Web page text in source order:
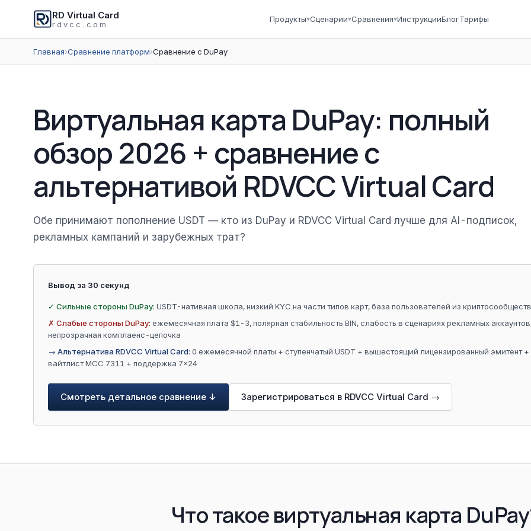
RD Virtual Card
rdvcc.com
Продукты▾Сценарии▾Сравнения▾ИнструкцииБлогТарифы
Главная›Сравнение платформ›Сравнение с DuPay
Виртуальная карта DuPay: полный
обзор 2026 + сравнение с
альтернативой RDVCC Virtual Card
Обе принимают пополнение USDT — кто из DuPay и RDVCC Virtual Card лучше для AI-подписок,
рекламных кампаний и зарубежных трат?
Вывод за 30 секунд
✓ Сильные стороны DuPay: USDT-нативная школа, низкий KYC на части типов карт, база пользователей из
✗ Слабые стороны DuPay: ежемесячная плата $1-3, полярная стабильность BIN, слабость в сценариях рекламных
непрозрачная комплаенс-цепочка
→ Альтернатива RDVCC Virtual Card: 0 ежемесячной платы + ступенчатый USDT + вышестоящий лицензированный эмитент +
вайтлист MCC 7311 + поддержка 7×24
Смотреть детальное сравнение ↓ Зарегистрироваться в RDVCC Virtual Card →
Что такое виртуальная карта